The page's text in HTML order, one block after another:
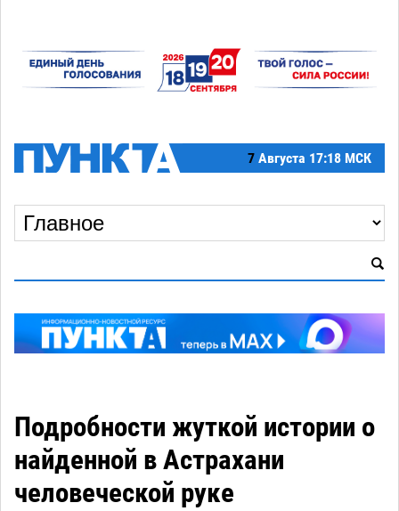
7 Августа 17:18 МСК
Подробности жуткой истории о
найденной в Астрахани
человеческой руке